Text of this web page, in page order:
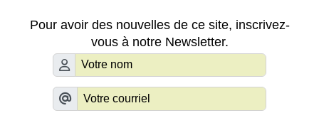
Pour avoir des nouvelles de ce site, inscrivez-
vous à notre Newsletter.